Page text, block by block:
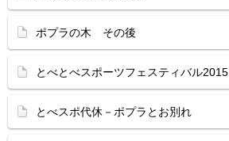
ポプラの木 その後
とべとべスポーツフェスティバル2015
とべスポ代休－ポプラとお別れ